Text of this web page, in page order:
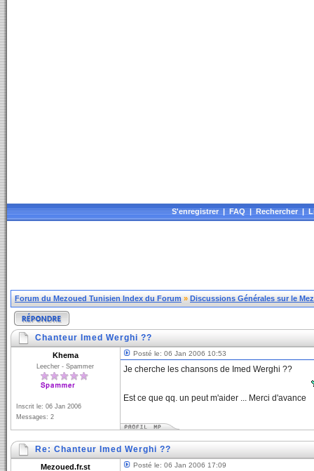
S'enregistrer|FAQ|Rechercher|
Forum du Mezoued Tunisien Index du Forum » Discussions Générales sur le
Chanteur Imed Werghi ??
Khema
Leecher - Spammer
Inscrit le: 06 Jan 2006
Messages: 2
Posté le: 06 Jan 2006 10:53
Je cherche les chansons de Imed Werghi ??
Est ce que qq. un peut m'aider ... Merci d'avance
Re: Chanteur Imed Werghi ??
Mezoued.fr.st Posté le: 06 Jan 2006 17:09